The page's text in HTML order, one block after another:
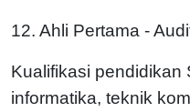
12. Ahli Pertama -
Kualifikasi pendidikan
informatika, teknik